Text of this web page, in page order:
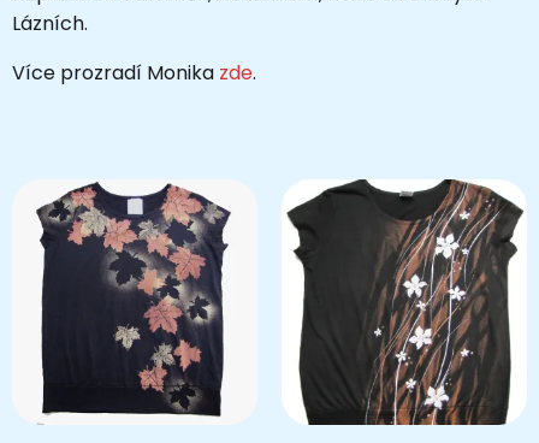
Lázních.
Více prozradí Monika zde.